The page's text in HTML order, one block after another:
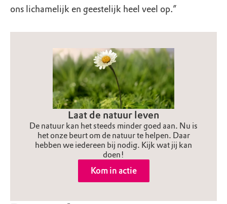
ons lichamelijk en geestelijk heel veel op.”
Laat de natuur leven
De natuur kan het steeds minder goed aan. Nu is
het onze beurt om de natuur te helpen. Daar
hebben we iedereen bij nodig. Kijk wat jij kan
doen!
Kom in actie